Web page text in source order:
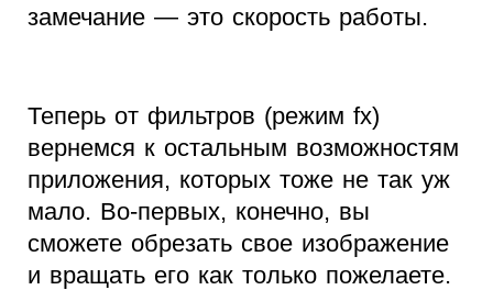
замечание — это скорость работы.
Теперь от фильтров (режим fx)
вернемся к остальным возможностям
приложения, которых тоже не так уж
мало. Во-первых, конечно, вы
сможете обрезать свое изображение
и вращать его как только пожелаете.